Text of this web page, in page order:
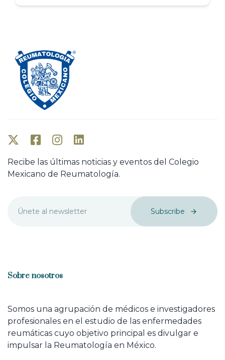
Recibe las últimas noticias y eventos del Colegio
Mexicano de Reumatología.
Subscribe
Sobre nosotros
Somos una agrupación de médicos e investigadores
profesionales en el estudio de las enfermedades
reumáticas cuyo objetivo principal es divulgar e
impulsar la Reumatología en México.